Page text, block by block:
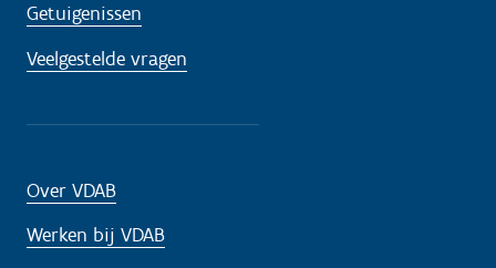
Getuigenissen
Veelgestelde vragen
Over VDAB
Werken bij VDAB